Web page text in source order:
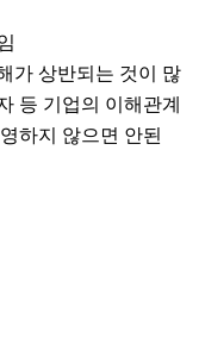
가 상반되는 것이 많
등 기업의 이해관계
하지 않으면 안된